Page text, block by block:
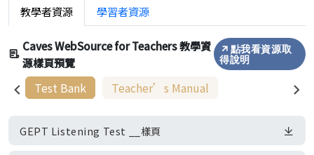
教學者資源 學習者資源
Caves WebSource for Teachers 教學資
源樣頁預覽
點我看資源取
得說明
Test Bank Teacher’s Manual
GEPT Listening Test __樣頁